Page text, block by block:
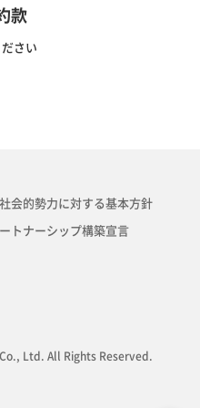
款
さい
会的勢力に対する基本方針
トナーシップ構築宣言
Ltd. All Rights Reserved.